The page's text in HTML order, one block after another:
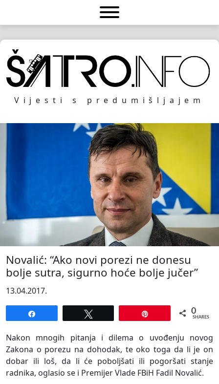
Vijesti s predumišljajem
Novalić: “Ako novi porezi ne donesu
bolje sutra, sigurno hoće bolje jučer”
13.04.2017.
0
SHARES
Nakon mnogih pitanja i dilema o uvođenju novog
Zakona o porezu na dohodak, te oko toga da li je on
dobar ili loš, da li će poboljšati ili pogoršati stanje
radnika, oglasio se i Premijer Vlade FBiH Fadil Novalić.